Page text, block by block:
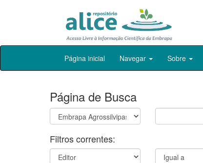
Skip
Página inicial Navegar Sobre
Página de Busca
Filtros correntes: